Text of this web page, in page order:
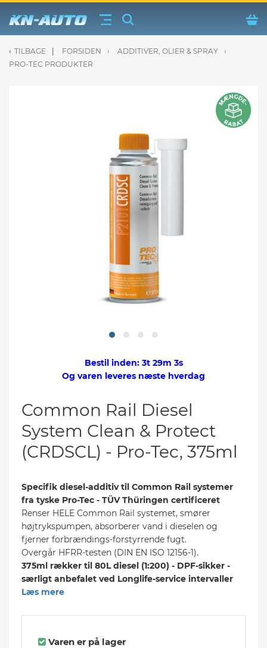
fra Jwl
Vinduesvisker / viskerblade
TILBAGE FORSIDEN
ADDITIVER, OLIER & SPRAY
PRO-TEC PRODUKTER
Bestil inden: 3t 29m 3s
Og varen leveres næste hverdag
Common Rail Diesel
System Clean & Protect
(CRDSCL) - Pro-Tec, 375ml
Specifik diesel-additiv til Common Rail systemer
fra tyske Pro-Tec - TÜV Thüringen certificeret
Renser HELE Common Rail systemet, smører
højtrykspumpen, absorberer vand i dieselen og
fjerner forbrændings-forstyrrende fugt.
Overgår HFRR-testen (DIN EN ISO 12156-1).
375ml rækker til 80L diesel (1:200) - DPF-sikker -
særligt anbefalet ved Longlife-service intervaller
Læs mere
Varen er på lager